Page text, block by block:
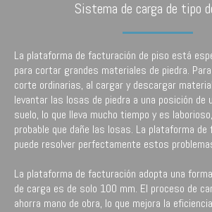
Sistema de carga de tipo
La plataforma de facturación de piso está
para cortar grandes materiales de piedra.
corte ordinarias, al cargar y descargar
levantar las losas de piedra a una posición de
suelo, lo que lleva mucho tiempo y es
probable que dañe las losas. La plataforma
puede resolver perfectamente estos
La plataforma de facturación adopta una
de carga es de solo 100 mm. El proceso de
ahorra mano de obra, lo que mejora la